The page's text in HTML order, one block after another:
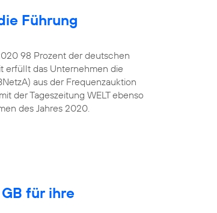
Führung
98 Prozent der deutschen
erfüllt das Unternehmen die
aus der Frequenzauktion
der Tageszeitung WELT ebenso
des Jahres 2020.
für ihre